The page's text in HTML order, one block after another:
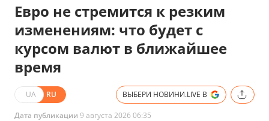
Евро не стремится к резким
изменениям: что будет с
курсом валют в ближайшее
время
UA RU ВЫБЕРИ НОВИНИ.LIVE В
Дата публикации 9 августа 2026 06:35